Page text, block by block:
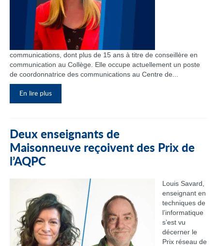
communications, dont plus de 15 ans à titre de conseillère en
communication au Collège. Elle occupe actuellement un poste
de coordonnatrice des communications au Centre de...
En lire plus
Deux enseignants de
Maisonneuve reçoivent des Prix de
l’AQPC
Louis Savard,
enseignant en
techniques de
l’informatique
s’est vu
décerner le
Prix réseau de